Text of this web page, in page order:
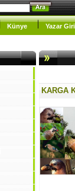
Künye Yazar
KARGA